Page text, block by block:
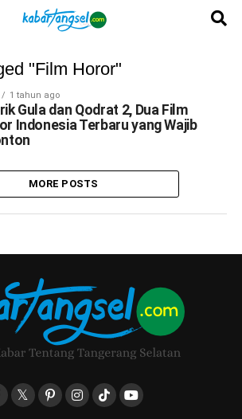
"Film Horor"
1 tahun ago
Gula dan Qodrat 2, Dua Film
Indonesia Terbaru yang Wajib
MORE POSTS